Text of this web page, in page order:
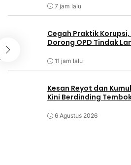
Berita Terbaru
Nasional
Bukan Hanya Soal
Pembangunan, TNI Merajut
Kebersamaan Di Desa
7 jam lalu
7 jam lalu
Cegah Praktik
Dorong OPD Tindak
11 jam lalu
Kesan Reyot dan
Kini Berdinding
6 Agustus 2026